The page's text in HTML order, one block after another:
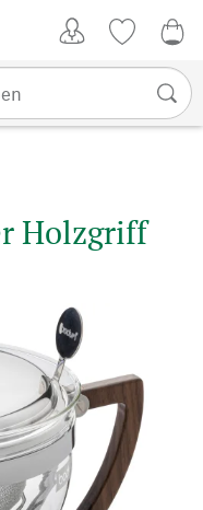
Holzgriff